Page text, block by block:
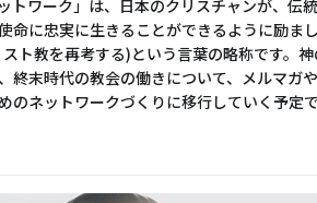
ットワーク」は、日本のクリスチャンが、
命に忠実に生きることができるように励
ト教を再考する)という言葉の略称です。
終末時代の教会の働きについて、メルマ
のネットワークづくりに移行していく予定